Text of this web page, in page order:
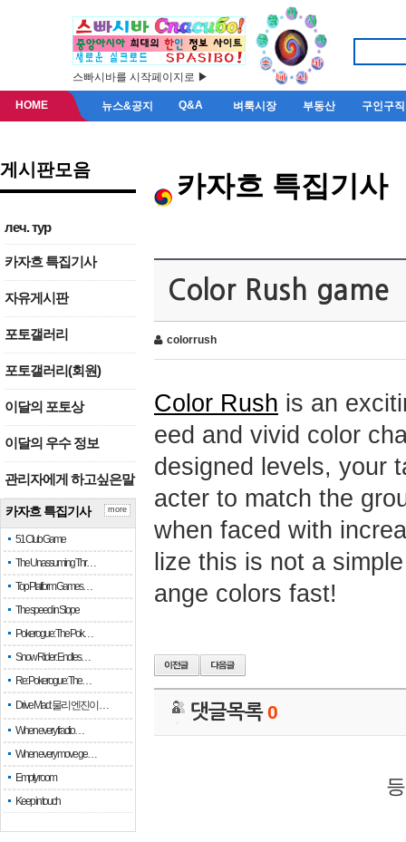
스빠시바를 시작페이지로 ▶
HOME 뉴스&공지 Q&A 벼룩시장 부동산 구인구직
게시판모음
леч. тур
카자흐 특집기사
자유게시판
포토갤러리
포토갤러리(회원)
이달의 포토상
이달의 우수 정보
관리자에게 하고싶은말
카자흐 특집기사
51 Club Game
The Unassuming Thr…
Top Platform Games…
The speed in Slope
Pokerogue: The Pok…
Snow Rider: Endles…
Re: Pokerogue: The…
Drive Mad: 물리 엔진이 …
When every fractio…
When every move ge…
Empty room
Keep in touch
more
카자흐 특집기사
Color Rush game
colorrush
Color Rush is an
eed and vivid color
designed levels, your
acter to match the
when faced with
lize this is not a
ange colors fast!
댓글목록0